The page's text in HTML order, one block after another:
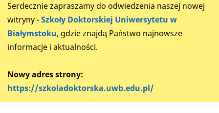
Serdecznie zapraszamy do odwiedzenia naszej nowej
witryny -Szkoły Doktorskiej Uniwersytetu w
Białymstoku, gdzie znajdą Państwo najnowsze
informacje i aktualności.
Nowy adres strony:
https://szkoladoktorska.uwb.edu.pl/